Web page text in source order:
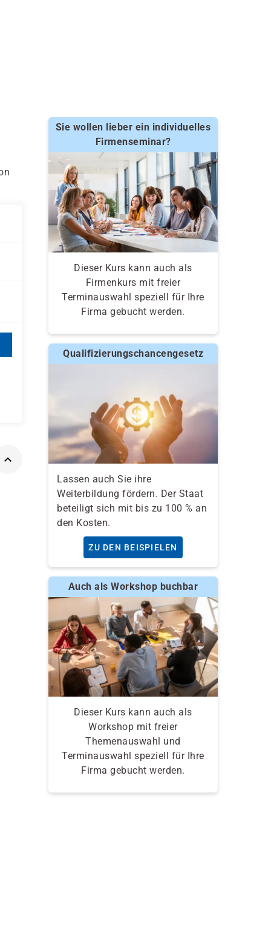
Sie wollen lieber ein individuelles
Firmenseminar?
Dieser Kurs kann auch als
Firmenkurs mit freier
Terminauswahl speziell für Ihre
Firma gebucht werden.
Qualifizierungschancengesetz
Lassen auch Sie ihre
Weiterbildung fördern. Der Staat
beteiligt sich mit bis zu 100 % an
den Kosten.
ZU DEN BEISPIELEN
Auch als Workshop buchbar
Dieser Kurs kann auch als
Workshop mit freier
Themenauswahl und
Terminauswahl speziell für Ihre
Firma gebucht werden.